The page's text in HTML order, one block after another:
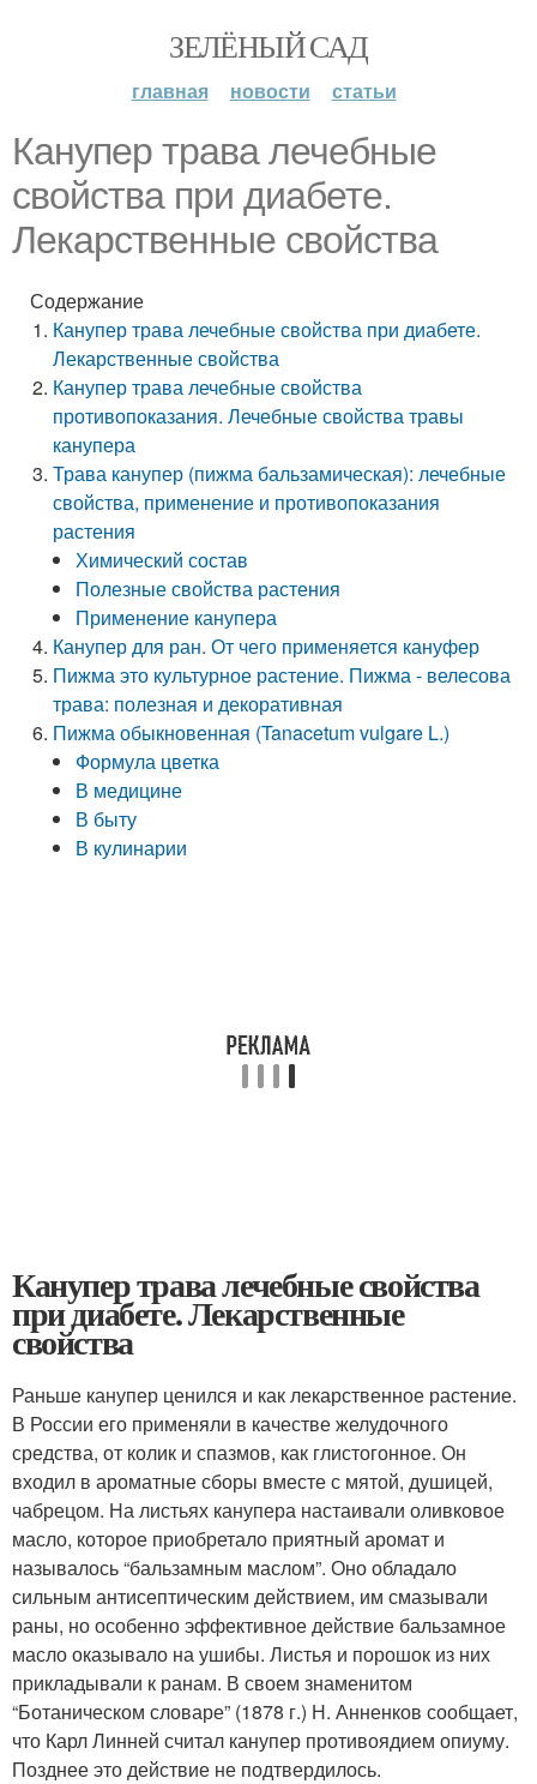
ЗЕЛЁНЫЙ САД
главная новости статьи
Канупер трава лечебные
свойства при диабете.
Лекарственные свойства
Содержание
Канупер трава лечебные свойства при диабете.
Лекарственные свойства
Канупер трава лечебные свойства
противопоказания. Лечебные свойства травы
канупера
Трава канупер (пижма бальзамическая): лечебные
свойства, применение и противопоказания
растения
Химический состав
Полезные свойства растения
Применение канупера
Канупер для ран. От чего применяется кануфер
Пижма это культурное растение. Пижма - велесова
трава: полезная и декоративная
Пижма обыкновенная (Tanacetum vulgare L.)
Формула цветка
В медицине
В быту
В кулинарии
Канупер трава лечебные свойства
при диабете. Лекарственные
свойства
Раньше канупер ценился и как лекарственное растение.
В России его применяли в качестве желудочного
средства, от колик и спазмов, как глистогонное. Он
входил в ароматные сборы вместе с мятой, душицей,
чабрецом. На листьях канупера настаивали оливковое
масло, которое приобретало приятный аромат и
называлось “бальзамным маслом”. Оно обладало
сильным антисептическим действием, им смазывали
раны, но особенно эффективное действие бальзамное
масло оказывало на ушибы. Листья и порошок из них
прикладывали к ранам. В своем знаменитом
“Ботаническом словаре” (1878 г.) Н. Анненков сообщает,
что Карл Линней считал канупер противоядием опиуму.
Позднее это действие не подтвердилось.